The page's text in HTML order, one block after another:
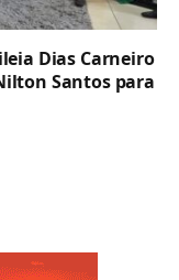
Dias Carneiro
Santos para